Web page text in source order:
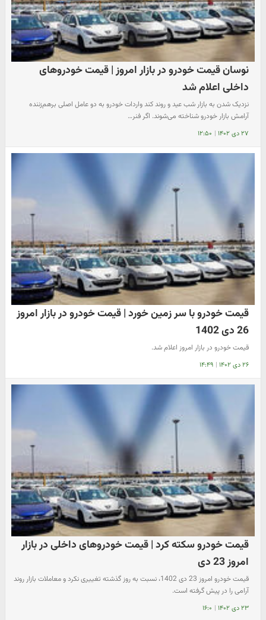
نوسان قیمت خودرو در بازار امروز | قیمت خودروهای
داخلی اعلام شد
نزدیک شدن به بازار شب عید و روند کند واردات خودرو به دو عامل اصلی برهم‌زننده
آرامش بازار خودرو شناخته می‌شوند. اگر فنر…
۲۷ دی ۱۴۰۲ | ۱۲:۵۰
قیمت خودرو با سر زمین خورد | قیمت خودرو در بازار امروز
26 دی 1402
قیمت خودرو در بازار امروز اعلام شد.
۲۶ دی ۱۴۰۲ | ۱۴:۴۹
قیمت خودرو سکته کرد | قیمت خودروهای داخلی در بازار
امروز 23 دی
قیمت خودرو امروز 23 دی 1402، نسبت به روز گذشته تغییری نکرد و معاملات بازار روند
آرامی را در پیش گرفته است.
۲۳ دی ۱۴۰۲ | ۱۶:۰